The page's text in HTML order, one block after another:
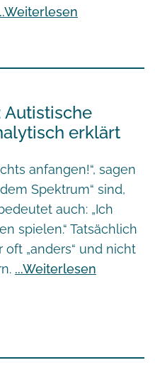
Weiterlesen
erklärt
anfangen!“, sagen
Spektrum“ sind,
auch: „Ich
spielen.“ Tatsächlich
„anders“ und nicht
Weiterlesen